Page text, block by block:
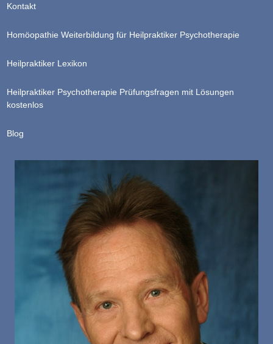
Kontakt
Homöopathie Weiterbildung für Heilpraktiker Psychotherapie
Heilpraktiker Lexikon
Heilpraktiker Psychotherapie Prüfungsfragen mit Lösungen
kostenlos
Blog